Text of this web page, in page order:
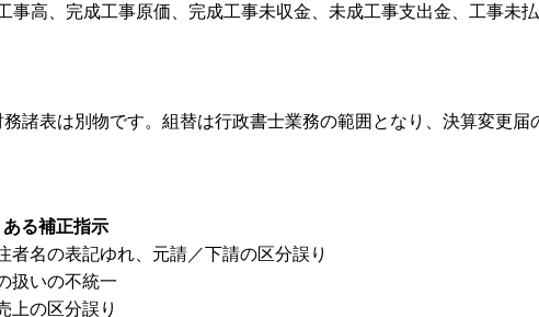
高、完成工事原価、完成工事未収金、未成工事支出金、工事未払
諸表は別物です。組替は行政書士業務の範囲となり、決算変更届
ある補正指示
者名の表記ゆれ、元請／下請の区分誤り
扱いの不統一
上の区分誤り